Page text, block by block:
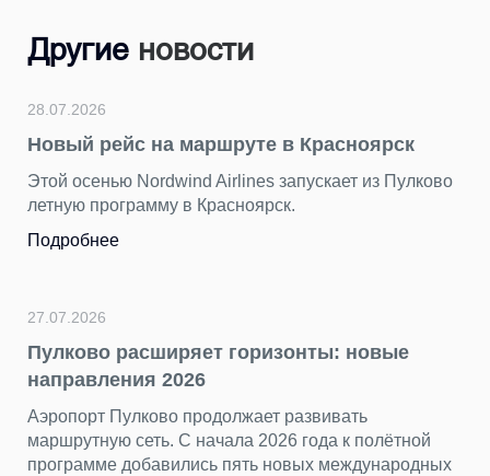
Другие новости
28.07.2026
Новый рейс на маршруте в Красноярск
Этой осенью Nordwind Airlines запускает из Пулково
летную программу в Красноярск.
Подробнее
27.07.2026
Пулково расширяет горизонты: новые
направления 2026
Аэропорт Пулково продолжает развивать
маршрутную сеть. С начала 2026 года к полётной
программе добавились пять новых международных